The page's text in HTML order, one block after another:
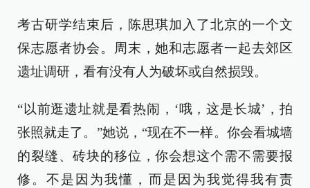
考古研学结束后，陈思琪加入了北京的一个文
保志愿者协会。周末，她和志愿者一起去郊区
遗址调研，看有没有人为破坏或自然损毁。
“以前逛遗址就是看热闹，‘哦，这是长城’，拍
张照就走了。”她说，“现在不一样。你会看城墙
的裂缝、砖块的移位，你会想这个需不需要报
修。不是因为我懂，而是因为我觉得我有责